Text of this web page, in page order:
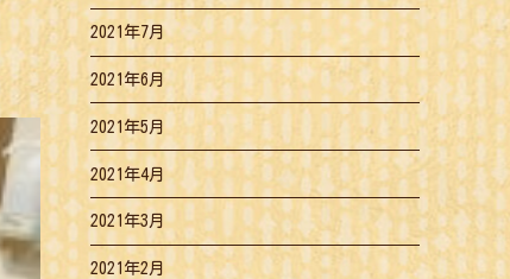
2021年7月
2021年6月
2021年5月
2021年4月
2021年3月
2021年2月